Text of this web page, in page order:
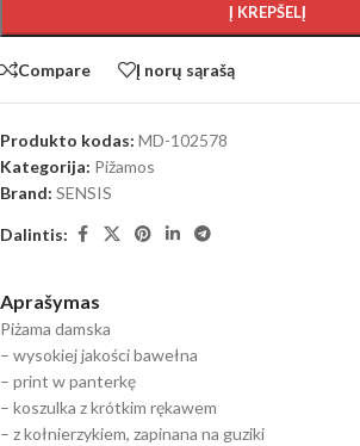
Į KREPŠELĮ
Compare Į norų sąrašą
Produkto kodas: MD-102578
Kategorija: Pižamos
Brand: SENSIS
Dalintis:
Aprašymas
Piżama damska
– wysokiej jakości bawełna
– print w panterkę
– koszulka z krótkim rękawem
– z kołnierzykiem, zapinana na guziki